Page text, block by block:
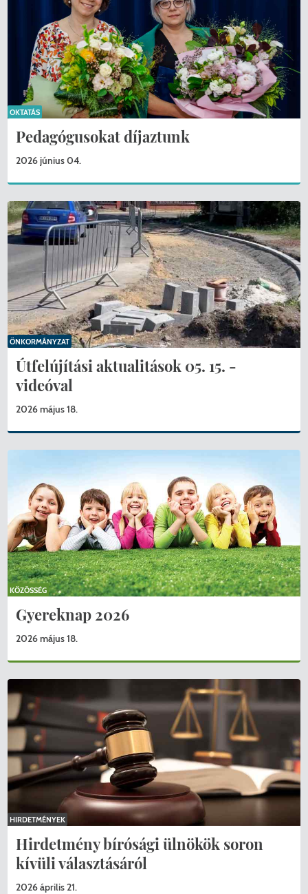
Pedagógusokat díjaztunk
2026 június 04.
OKTATÁS
Útfelújítási aktualitások 05. 15. -
videóval
2026 május 18.
ÖNKORMÁNYZAT
Gyereknap 2026
2026 május 18.
KÖZÖSSÉG
Hirdetmény bírósági ülnökök soron
kívüli választásáról
2026 április 21.
HIRDETMÉNYEK